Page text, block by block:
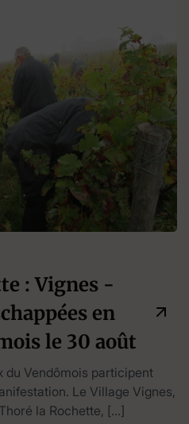
: Vignes -
en
le 30 août
du Vendômois participent
Le Village Vignes,
la Rochette, […]